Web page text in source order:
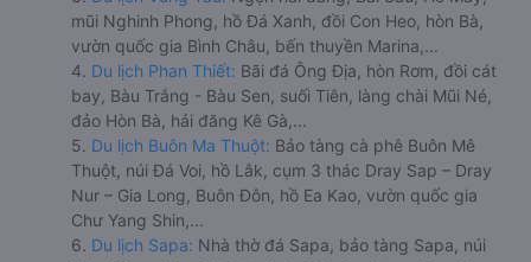
mũi Nghinh Phong, hồ Đá Xanh, đồi Con Heo, hòn Bà,
vườn quốc gia Bình Châu, bến thuyền Marina,...
4. Du lịch Phan Thiết: Bãi đá Ông Địa, hòn Rơm, đồi cát
bay, Bàu Trắng - Bàu Sen, suối Tiên, làng chài Mũi Né,
đảo Hòn Bà, hải đăng Kê Gà,...
5. Du lịch Buôn Ma Thuột: Bảo tàng cà phê Buôn Mê
Thuột, núi Đá Voi, hồ Lắk, cụm 3 thác Dray Sap – Dray
Nur – Gia Long, Buôn Đôn, hồ Ea Kao, vườn quốc gia
Chư Yang Shin,...
6. Du lịch Sapa: Nhà thờ đá Sapa, bảo tàng Sapa, núi